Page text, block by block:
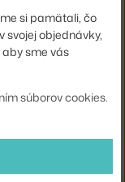
65 cm, black oak
si pamätali, čo
svojej objednávky,
sme vás
súborov cookies.